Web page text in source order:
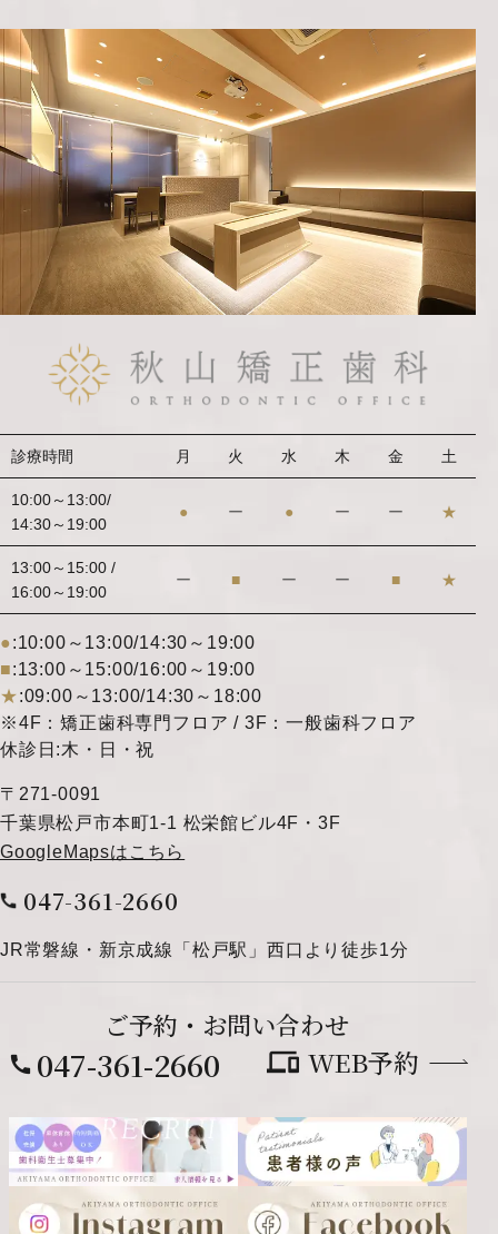
診療時間 月 火 水 木 金 土
10:00～13:00/
14:30～19:00
● ー ● ー ー ★
13:00～15:00 /
16:00～19:00
ー ■ ー ー ■ ★
●:10:00～13:00/14:30～19:00
■:13:00～15:00/16:00～19:00
★:09:00～13:00/14:30～18:00
※4F：矯正歯科専門フロア / 3F：一般歯科フロア
休診日:木・日・祝
〒271-0091
千葉県松戸市本町1-1 松栄館ビル4F・3F
GoogleMapsはこちら
047-361-2660
JR常磐線・新京成線「松戸駅」西口より徒歩1分
ご予約・ お問い合わせ
047-361-2660 WEB予約